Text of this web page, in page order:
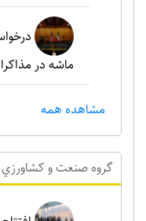
ماشه در
مشاهده همه
گروه صنعت و کشاورزي